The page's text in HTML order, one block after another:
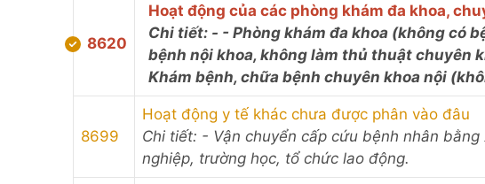
8620
Hoạt động của các phòng khám đa khoa,
Chi tiết: - - Phòng khám đa khoa (không có
bệnh nội khoa, không làm thủ thuật chuyên
Khám bệnh, chữa bệnh chuyên khoa nội
8699
Hoạt động y tế khác chưa được phân vào đâu
Chi tiết: - Vận chuyển cấp cứu bệnh nhân
nghiệp, trường học, tổ chức lao động.